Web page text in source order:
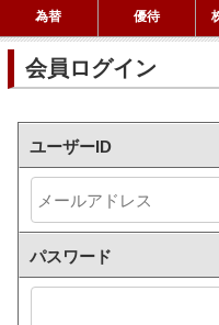
為替 優待
会員ログイン
ユーザーID
パスワード